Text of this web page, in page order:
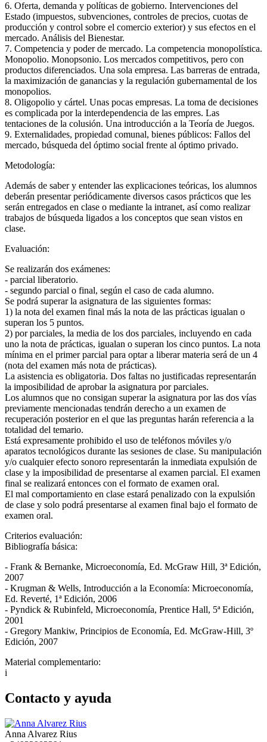
6. Oferta, demanda y políticas de gobierno. Intervenciones del
Estado (impuestos, subvenciones, controles de precios, cuotas de
producción y control sobre el comercio exterior) y sus efectos en el
mercado. Análisis del Bienestar.
7. Competencia y poder de mercado. La competencia monopolística.
Monopolio. Monopsonio. Los mercados competitivos, pero con
productos diferenciados. Una sola empresa. Las barreras de entrada,
la maximización de ganancias y la regulación gubernamental de los
monopolios.
8. Oligopolio y cártel. Unas pocas empresas. La toma de decisiones
es complicada por la interdependencia de las empres. Las
tentaciones de la colusión. Una introducción a la Teoría de Juegos.
9. Externalidades, propiedad comunal, bienes públicos: Fallos del
mercado, búsqueda del óptimo social frente al óptimo privado.
Metodología:
Además de saber y entender las explicaciones teóricas, los alumnos
deberán presentar periódicamente diversos casos prácticos que les
serán entregados en clase o mediante la intranet, así como realizar
trabajos de búsqueda ligados a los conceptos que sean vistos en
clase.
Evaluación:
Se realizarán dos exámenes:
- parcial liberatorio.
- segundo parcial o final, según el caso de cada alumno.
Se podrá superar la asignatura de las siguientes formas:
1) la nota del examen final más la nota de las prácticas igualan o
superan los 5 puntos.
2) por parciales, la media de los dos parciales, incluyendo en cada
uno la nota de prácticas, igualan o superan los cinco puntos. La nota
mínima en el primer parcial para optar a liberar materia será de un 4
(nota del examen más nota de prácticas).
La asistencia es obligatoria. Dos faltas no justificadas representarán
la imposibilidad de aprobar la asignatura por parciales.
Los alumnos que no consigan superar la asignatura por las dos vías
previamente mencionadas tendrán derecho a un examen de
recuperación posterior en el que las preguntas harán referencia a la
totalidad del temario.
Está expresamente prohibido el uso de teléfonos móviles y/o
aparatos tecnológicos durante las sesiones de clase. Su manipulación
y/o cualquier efecto sonoro representarán la inmediata expulsión de
clase y la imposibilidad de presentarse al examen parcial. El examen
final se realizará entonces con el formato de examen oral.
El mal comportamiento en clase estará penalizado con la expulsión
de clase y solo podrá presentarse al examen final bajo el formato de
examen oral.
Criterios evaluación:
Bibliografía básica:
- Frank & Bernanke, Microeconomía, Ed. McGraw Hill, 3ª Edición,
2007
- Krugman & Wells, Introducción a la Economía: Microeconomía,
Ed. Reverté, 1ª Edición, 2006
- Pyndick & Rubinfeld, Microeconomía, Prentice Hall, 5ª Edición,
2001
- Gregory Mankiw, Principios de Economía, Ed. McGraw-Hill, 3º
Edición, 2007
Material complementario:
i
Contacto y ayuda
Anna Alvarez Rius